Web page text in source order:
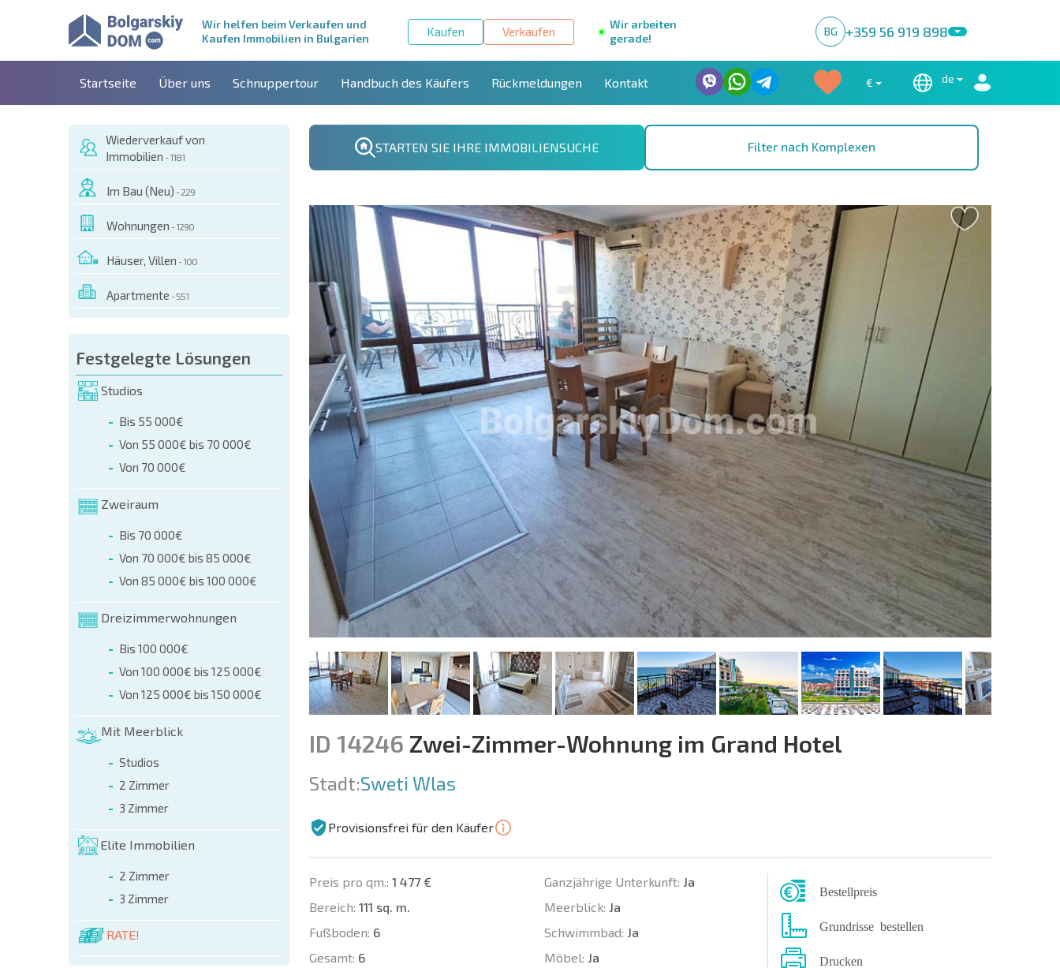
Wir helfen beim Verkaufen und
Kaufen Immobilien in Bulgarien
Kaufen Verkaufen
Wir arbeiten
gerade!
BG +359 56 919 898
Startseite Über uns Schnuppertour Handbuch des Käufers Rückmeldungen Kontakt € de
Wiederverkauf von
Immobilien - 1181
Im Bau (Neu) - 229
Wohnungen - 1290
Häuser, Villen - 100
Apartmente - 551
Festgelegte Lösungen
Studios
Bis 55 000€
Von 55 000€ bis 70 000€
Von 70 000€
Zweiraum
Bis 70 000€
Von 70 000€ bis 85 000€
Von 85 000€ bis 100 000€
Dreizimmerwohnungen
Bis 100 000€
Von 100 000€ bis 125 000€
Von 125 000€ bis 150 000€
Mit Meerblick
Studios
2 Zimmer
3 Zimmer
Elite Immobilien
2 Zimmer
3 Zimmer
RATE!
STARTEN SIE IHRE IMMOBILIENSUCHE Filter nach Komplexen
OBJEKT BESTELLEN
(name, E-mail, phone)
+359 8 9797 99 03
ID 14246 Zwei-Zimmer-Wohnung im Grand Hotel
Stadt:Sweti Wlas
Provisionsfrei für den Käufer
Preis pro qm.: 1 477 €
Bereich: 111 sq. m.
Fußboden: 6
Gesamt: 6
Ganzjährige Unterkunft: Ja
Meerblick: Ja
Schwimmbad: Ja
Möbel: Ja
Bestellpreis
Grundrisse bestellen
Drucken